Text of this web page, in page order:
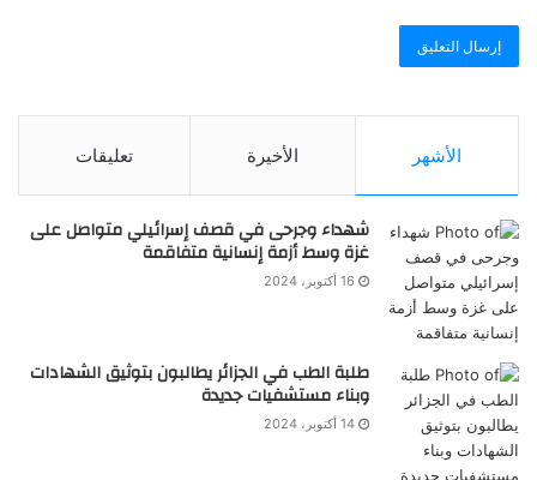
الأشهر الأخيرة تعليقات
شهداء وجرحى في قصف إسرائيلي متواصل على
غزة وسط أزمة إنسانية متفاقمة
16 أكتوبر، 2024
طلبة الطب في الجزائر يطالبون بتوثيق الشهادات
وبناء مستشفيات جديدة
14 أكتوبر، 2024